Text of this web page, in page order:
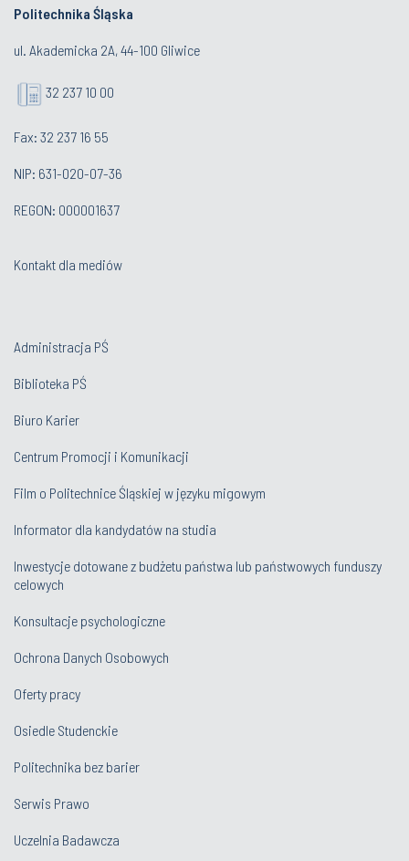
Politechnika Śląska
ul. Akademicka 2A, 44-100 Gliwice
32 237 10 00
Fax: 32 237 16 55
NIP: 631-020-07-36
REGON: 000001637
Kontakt dla mediów
Administracja PŚ
Biblioteka PŚ
Biuro Karier
Centrum Promocji i Komunikacji
Film o Politechnice Śląskiej w języku migowym
Informator dla kandydatów na studia
Inwestycje dotowane z budżetu państwa lub państwowych funduszy
celowych
Konsultacje psychologiczne
Ochrona Danych Osobowych
Oferty pracy
Osiedle Studenckie
Politechnika bez barier
Serwis Prawo
Uczelnia Badawcza